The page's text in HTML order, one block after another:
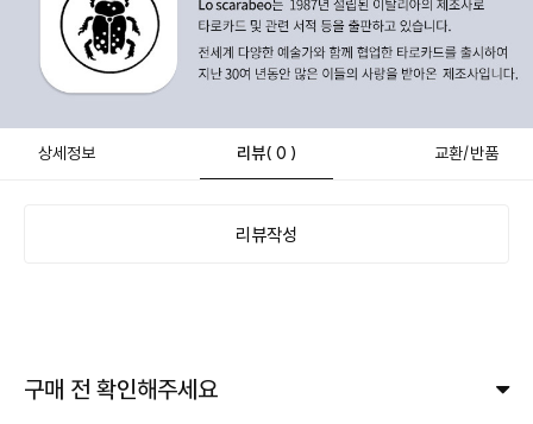
상세정보 리뷰( 0 ) 교환/반품
리뷰작성
구매 전 확인해주세요